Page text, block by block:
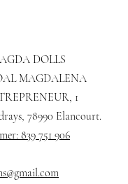
DOLLS
MAGDALENA
1
78990 Elancourt.
839 751 906